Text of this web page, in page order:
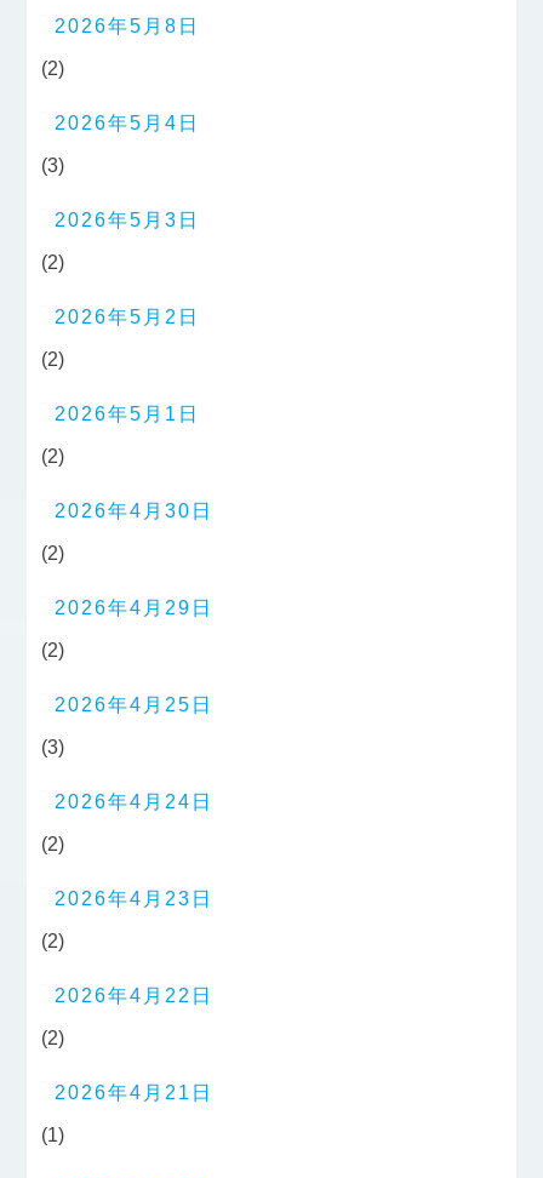
2026年5月8日
(2)
2026年5月4日
(3)
2026年5月3日
(2)
2026年5月2日
(2)
2026年5月1日
(2)
2026年4月30日
(2)
2026年4月29日
(2)
2026年4月25日
(3)
2026年4月24日
(2)
2026年4月23日
(2)
2026年4月22日
(2)
2026年4月21日
(1)